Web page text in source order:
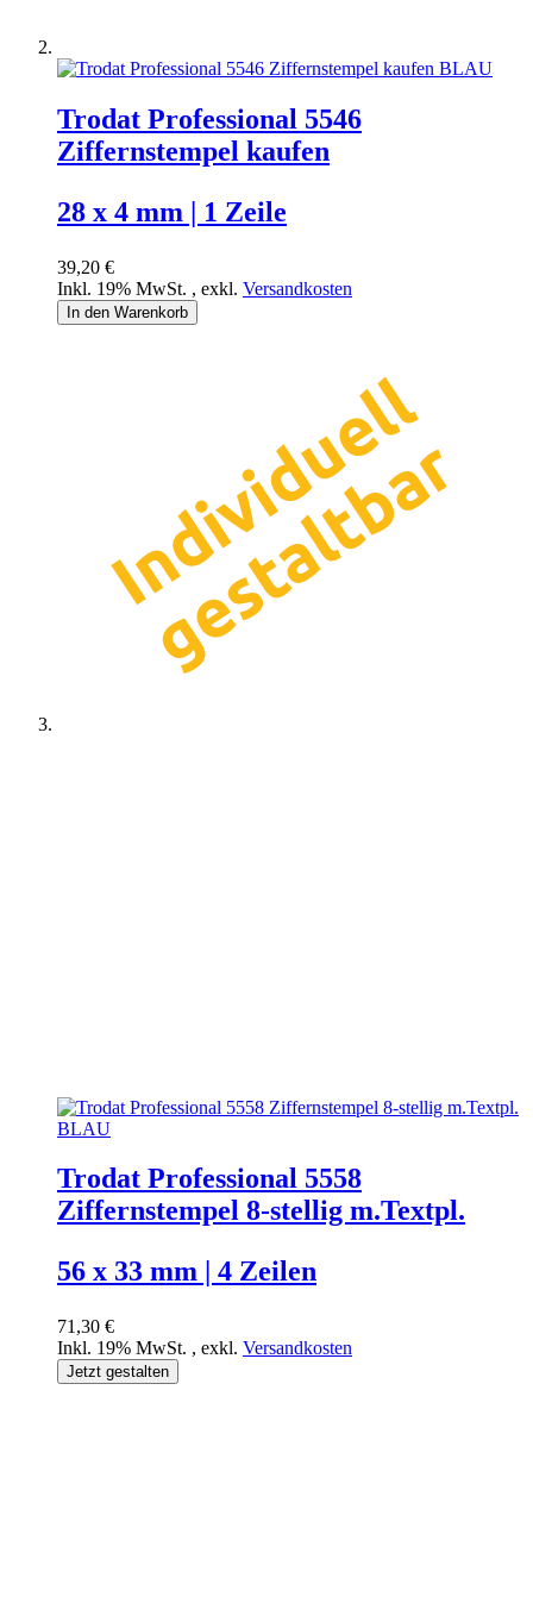
Trodat Professional 5546
Ziffernstempel kaufen
28 x 4 mm | 1 Zeile
39,20 €
Inkl. 19% MwSt. , exkl. Versandkosten
In den Warenkorb
Trodat Professional 5558
Ziffernstempel 8-stellig m.Textpl.
56 x 33 mm | 4 Zeilen
71,30 €
Inkl. 19% MwSt. , exkl. Versandkosten
Jetzt gestalten